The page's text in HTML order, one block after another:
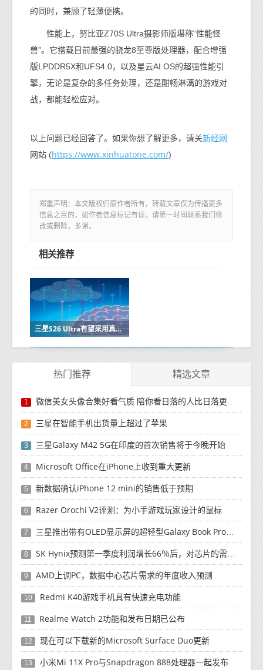
的同时，兼顾了轻薄便携。
性能上，努比亚Z70S Ultra摄影师版堪称“性能怪
兽”。它搭载目前最强的骁龙8至尊版处理器，配合增强
版LPDDR5X和UFS4.0，以及星云AI OS的超强性能引
擎，无论是复杂的多任务处理，还是酣畅淋漓的游戏对
战，都能轻松应对。
以上问题已经回答了。如果你想了解更多，请关新经网
网站 (https://www.xinhuatone.com/)
郑重声明：本文版权归原作者所有，转载文章仅为传播更多
信息之目的，如作者信息标记有误，请第一时间联系我们修
改或删除，多谢。
相关推荐
三星S26 Ultra有望采用真全面屏设计 配备屏下摄像头
热门推荐 精选文章
1 微信美女头像合集好看气质 陪你看日落的人比日落更浪漫
2 三星在智能手机出货量上超过了苹果
3 三星Galaxy M42 5G在印度的首次销售将于今晚开始
4 Microsoft Office在iPhone上收到重大更新
5 新数据确认iPhone 12 mini的销售低于预期
6 Razer Orochi V2评测：为小手游戏玩家设计的鼠标
7 三星推出带有OLED显示屏的超轻型Galaxy Book Pro和Galaxy Book Pro 360笔记本电脑
8 SK Hynix预测第一季度利润增长66％后，对芯片的需求将增强
9 AMD上调PC，数据中心芯片需求的年度收入预测
10 Redmi K40游戏手机具有快速充电功能
11 Realme Watch 2功能和发布日期已公布
12 现在可以下载新的Microsoft Surface Duo更新
13 小米Mi 11X Pro与Snapdragon 888处理器一起发布